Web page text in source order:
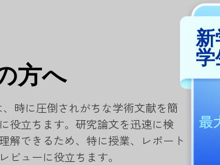
方へ
、時に圧倒されがちな学術文献を簡
役立ちます。研究論文を迅速に検
解できるため、特に授業、レポート
ビューに役立ちます。
最